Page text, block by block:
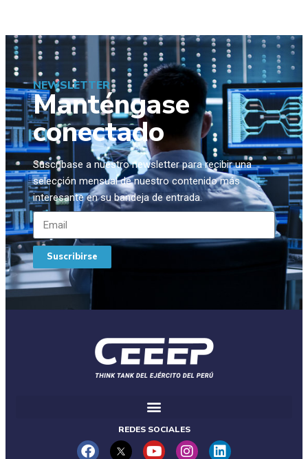
NEWSLETTER
Manténgase
conectado
Suscríbase a nuestro newsletter para recibir una
selección mensual de nuestro contenido más
interesante en su bandeja de entrada.
Suscribirse
REDES SOCIALES